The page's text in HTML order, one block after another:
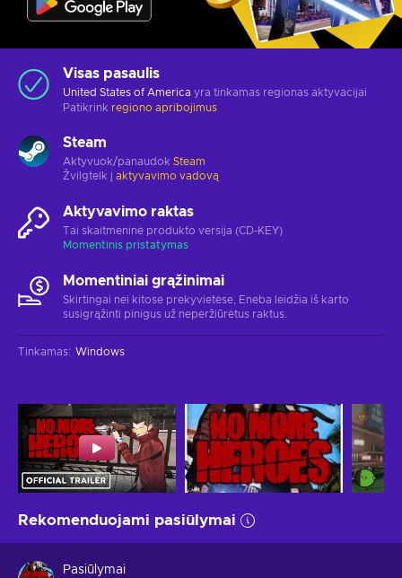
Visas pasaulis
United States of America yra tinkamas regionas aktyvacijai
Patikrink regiono apribojimus
Steam
Aktyvuok/panaudok Steam
Žvilgtelk į aktyvavimo vadovą
Aktyvavimo raktas
Tai skaitmeninė produkto versija (CD-KEY)
Momentinis pristatymas
Momentiniai grąžinimai
Skirtingai nei kitose prekyvietėse, Eneba leidžia iš karto
susigrąžinti pinigus už neperžiūrėtus raktus.
Tinkamas: Windows
Rekomenduojami pasiūlymai
Pasiūlymai